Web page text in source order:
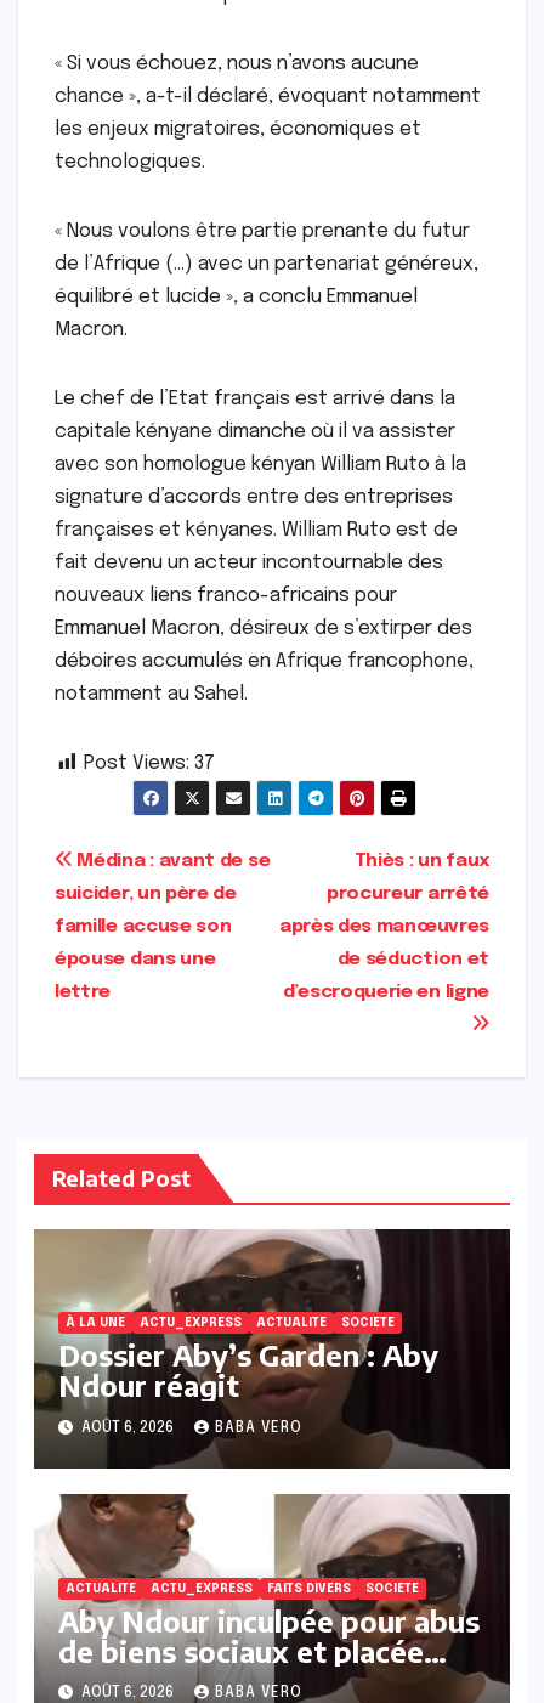
« Si vous échouez, nous n’avons aucune
chance », a-t-il déclaré, évoquant notamment
les enjeux migratoires, économiques et
technologiques.
« Nous voulons être partie prenante du futur
de l’Afrique (…) avec un partenariat généreux,
équilibré et lucide », a conclu Emmanuel
Macron.
Le chef de l’Etat français est arrivé dans la
capitale kényane dimanche où il va assister
avec son homologue kényan William Ruto à la
signature d’accords entre des entreprises
françaises et kényanes. William Ruto est de
fait devenu un acteur incontournable des
nouveaux liens franco-africains pour
Emmanuel Macron, désireux de s’extirper des
déboires accumulés en Afrique francophone,
notamment au Sahel.
Post Views: 37
Navigation
de
l’article
Thiès : un faux
procureur arrêté
après des manœuvres
de séduction et
d’escroquerie en ligne
Médina : avant de se
suicider, un père de
famille accuse son
épouse dans une
lettre
Related Post
À LA UNE ACTU_EXPRESS ACTUALITE SOCIETE
Dossier Aby’s Garden : Aby
Ndour réagit
AOÛT 6, 2026 BABA VERO
ACTUALITE ACTU_EXPRESS FAITS DIVERS SOCIETE
Aby Ndour inculpée pour abus
de biens sociaux et placée
sous liberté provisoire
AOÛT 6, 2026 BABA VERO